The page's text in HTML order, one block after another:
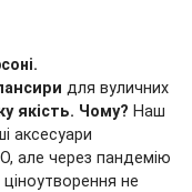
.
для вуличних
якість. Чому? Наш
аксесуари
але через пандемію
не